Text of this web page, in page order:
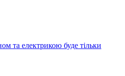
та електрикою буде тільки